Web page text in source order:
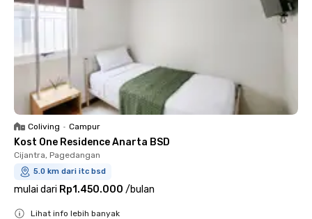
Coliving • Campur
Kost One Residence Anarta BSD
Cijantra, Pagedangan
5.0 km dari itc bsd
mulai dari Rp1.450.000 /bulan
Lihat info lebih banyak